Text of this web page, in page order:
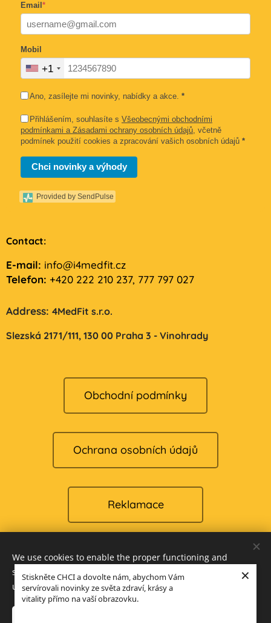
Stiskněte CHCI a dovolte nám, abychom Vám
servírovali novinky ze světa zdraví, krásy a
vitality přímo na vaší obrazovku.
×
Email *
Mobil
+1
Ano, zasílejte mi novinky, nabídky a akce. *
Přihlášením, souhlasíte s Všeobecnými obchodními
podmínkami a Zásadami ochrany osobních údajů, včetně
podmínek použití cookies a zpracování vašich osobních údajů *
Chci novinky a výhody
Provided by SendPulse
Contact:
E-mail: info@i4medfit.cz
Telefon: +420 222 210 237, 777 797 027
Address: 4MedFit s.r.o.
Slezská 2171/111, 130 00 Praha 3 - Vinohrady
Obchodní podmínky
Ochrana osobních údajů
Reklamace
Cookies
Languages
Čeština
We use cookies to enable the proper functioning and
security of our website, and to offer you the best possible
user experience.